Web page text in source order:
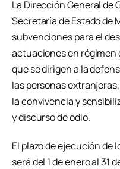
La Dirección General de
Secretaría de Estado de
subvenciones para el
actuaciones en
que se dirigen a la
las personas
la convivencia y
y discurso de odio.
El plazo de ejecución de
será del 1 de enero al 31